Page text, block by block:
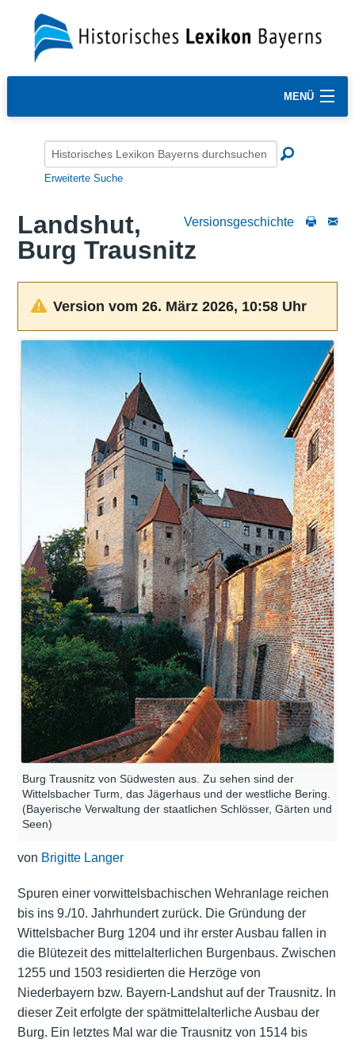
MENÜ
Erweiterte Suche
Versionsgeschichte
Landshut,
Burg Trausnitz
Version vom 26. März 2026, 10:58 Uhr
Burg Trausnitz von Südwesten aus. Zu sehen sind der
Wittelsbacher Turm, das Jägerhaus und der westliche Bering.
(Bayerische Verwaltung der staatlichen Schlösser, Gärten und
Seen)
von Brigitte Langer
Spuren einer vorwittelsbachischen Wehranlage reichen
bis ins 9./10. Jahrhundert zurück. Die Gründung der
Wittelsbacher Burg 1204 und ihr erster Ausbau fallen in
die Blütezeit des mittelalterlichen Burgenbaus. Zwischen
1255 und 1503 residierten die Herzöge von
Niederbayern bzw. Bayern-Landshut auf der Trausnitz. In
dieser Zeit erfolgte der spätmittelalterliche Ausbau der
Burg. Ein letztes Mal war die Trausnitz von 1514 bis